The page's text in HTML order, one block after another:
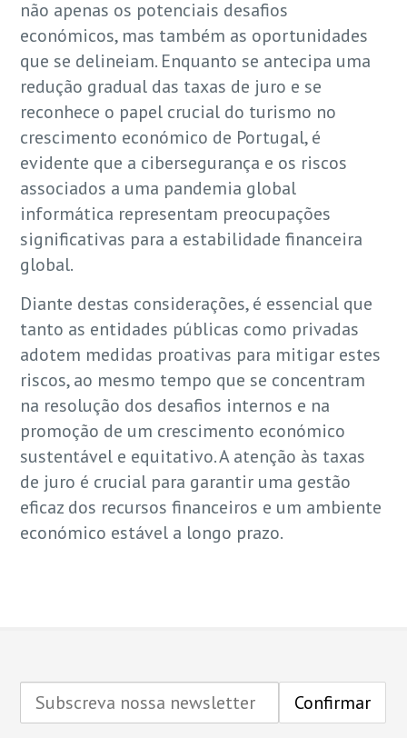
não apenas os potenciais desafios
económicos, mas também as oportunidades
que se delineiam. Enquanto se antecipa uma
redução gradual das taxas de juro e se
reconhece o papel crucial do turismo no
crescimento económico de Portugal, é
evidente que a cibersegurança e os riscos
associados a uma pandemia global
informática representam preocupações
significativas para a estabilidade financeira
global.
Diante destas considerações, é essencial que
tanto as entidades públicas como privadas
adotem medidas proativas para mitigar estes
riscos, ao mesmo tempo que se concentram
na resolução dos desafios internos e na
promoção de um crescimento económico
sustentável e equitativo. A atenção às taxas
de juro é crucial para garantir uma gestão
eficaz dos recursos financeiros e um ambiente
económico estável a longo prazo.